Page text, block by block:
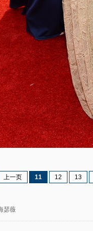
上一页 11 12 13
瑟薇